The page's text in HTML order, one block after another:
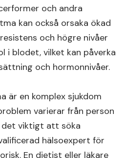
och andra
kan också orsaka ökad
och högre nivåer
i blodet, vilket kan påverka
och hormonnivåer.
är en komplex sjukdom
varierar från person
det viktigt att söka
hälsoexpert för
En dietist eller läkare